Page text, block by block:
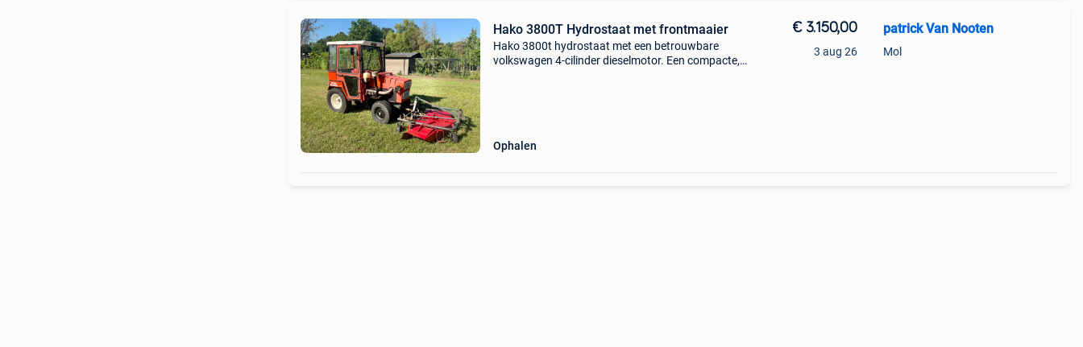
Hako 3800T Hydrostaat met frontmaaier
Hako 3800t hydrostaat met een betrouwbare
volkswagen 4-cilinder dieselmotor. Een compacte,
Ophalen
€ 3.150,00
3 aug 26
patrick Van Nooten
Mol